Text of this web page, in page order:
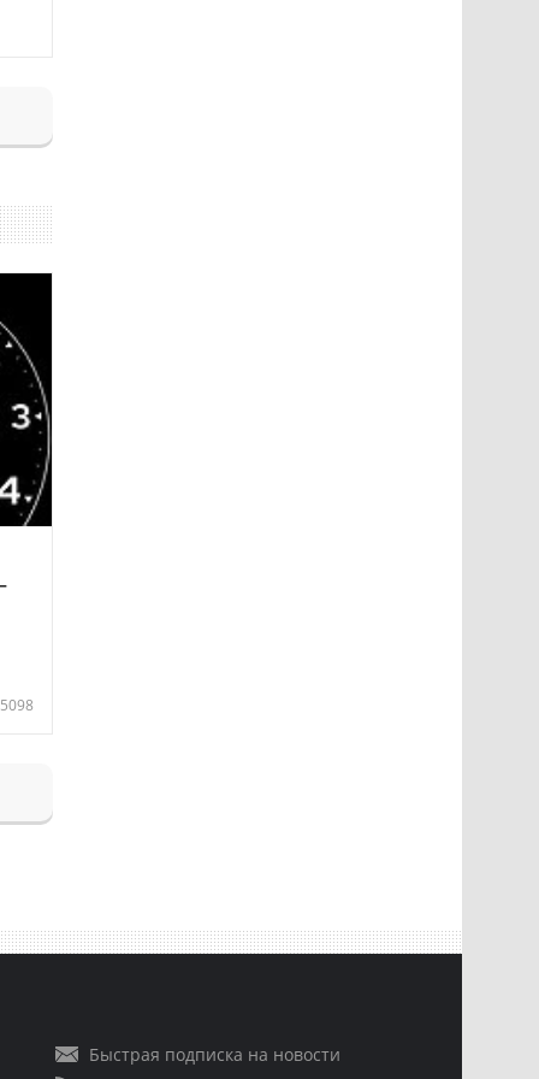
5098
Быстрая подписка на новости